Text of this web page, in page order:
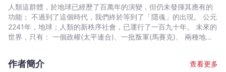
文
宇
宙
Bookniverse
人類這群體，於地球已經歷了百萬年的演變，但仍未發揮其應有的
功能； 不過到了這個時代，我們終於等到了「隱魂」的出現。 公元
2241年，地球；人類的新秩序社會，已運行了一百九十年。 未來的
世界，只有： 一個政權(太平連合)、一批叛軍(馬賽克)、 兩種地域
限。 連合廣場大道一戰餘波未了，奇變疊生；封自來前身的身份將
作者簡介
查看更多